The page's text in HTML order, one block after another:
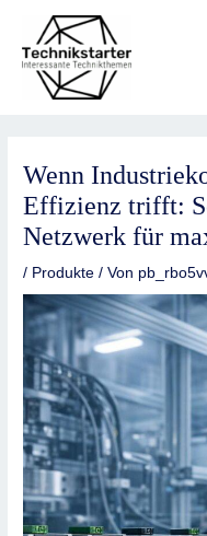
springen
Wenn
Effizienz trifft:
Netzwerk für
/ Produkte / Von